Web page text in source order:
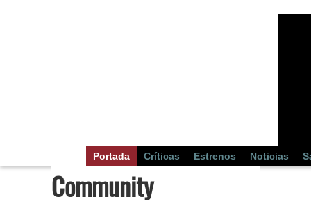
Portada Críticas Estrenos Noticias
Community